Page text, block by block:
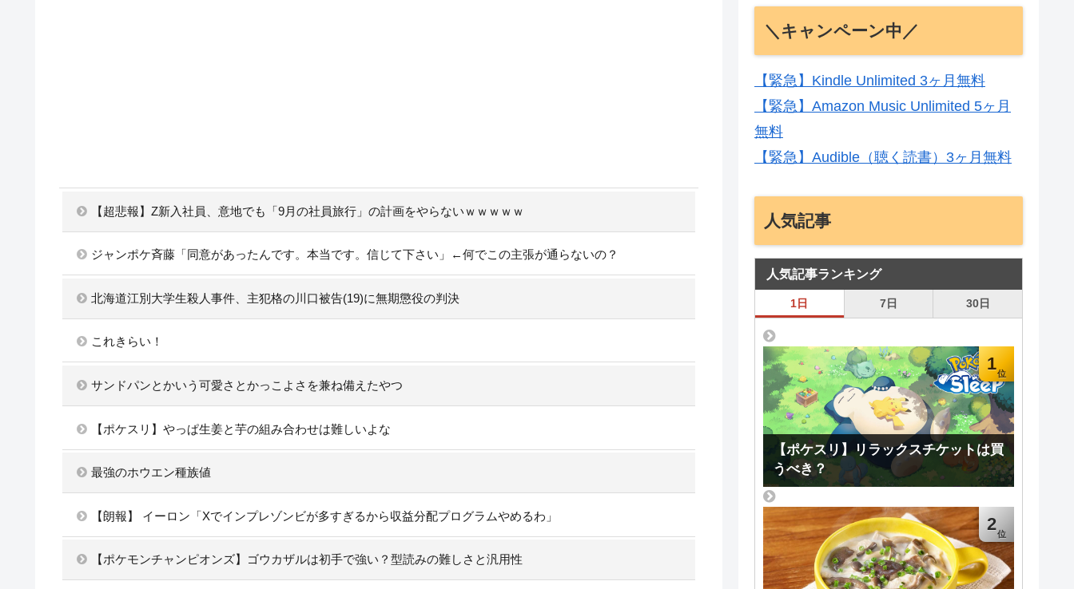
【超悲報】Z新入社員、意地でも「9月の社員旅行」の計画をやらないｗｗｗｗｗ
ジャンポケ斉藤「同意があったんです。本当です。信じて下さい」←何でこの主張が通らないの？
北海道江別大学生殺人事件、主犯格の川口被告(19)に無期懲役の判決
これきらい！
サンドパンとかいう可愛さとかっこよさを兼ね備えたやつ
【ポケスリ】やっぱ生姜と芋の組み合わせは難しいよな
最強のホウエン種族値
【朗報】 イーロン「Xでインプレゾンビが多すぎるから収益分配プログラムやめるわ」
【ポケモンチャンピオンズ】ゴウカザルは初手で強い？型読みの難しさと汎用性
＼キャンペーン中／
【緊急】Kindle Unlimited 3ヶ月無料
【緊急】Amazon Music Unlimited 5ヶ月
無料
【緊急】Audible（聴く読書）3ヶ月無料
人気記事
人気記事ランキング
1日 7日 30日
1
【ポケスリ】リラックスチケットは買
うべき？
2